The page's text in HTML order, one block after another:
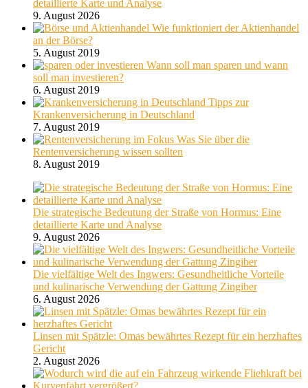
detaillierte Karte und Analyse
9. August 2026
Wie funktioniert der Aktienhandel
an der Börse?
5. August 2019
Wann soll man sparen und wann
soll man investieren?
6. August 2019
Tipps zur
Krankenversicherung in Deutschland
7. August 2019
Was Sie über die
Rentenversicherung wissen sollten
8. August 2019
Die strategische Bedeutung der Straße von Hormus: Eine
detaillierte Karte und Analyse
9. August 2026
Die vielfältige Welt des Ingwers: Gesundheitliche Vorteile
und kulinarische Verwendung der Gattung Zingiber
6. August 2026
Linsen mit Spätzle: Omas bewährtes Rezept für ein herzhaftes
Gericht
2. August 2026